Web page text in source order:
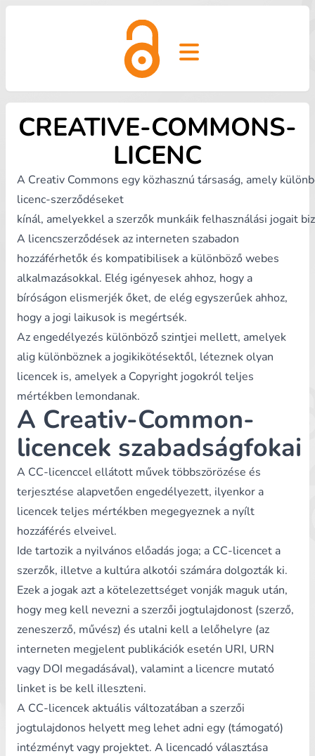
Open main menu
CREATIVE-COMMONS-
LICENC
A Creativ Commons egy közhasznú társaság, amely
licenc-szerződéseket
kínál, amelyekkel a szerzők munkáik felhasználási jogait
A licencszerződések az interneten szabadon
hozzáférhetők és kompatibilisek a különböző webes
alkalmazásokkal. Elég igényesek ahhoz, hogy a
bíróságon elismerjék őket, de elég egyszerűek ahhoz,
hogy a jogi laikusok is megértsék.
Az engedélyezés különböző szintjei mellett, amelyek
alig különböznek a jogikikötésektől, léteznek olyan
licencek is, amelyek a Copyright jogokról teljes
mértékben lemondanak.
A Creativ-Common-
licencek szabadságfokai
A CC-licenccel ellátott művek többszörözése és
terjesztése alapvetően engedélyezett, ilyenkor a
licencek teljes mértékben megegyeznek a nyílt
hozzáférés elveivel.
Ide tartozik a nyilvános előadás joga; a CC-licencet a
szerzők, illetve a kultúra alkotói számára dolgozták ki.
Ezek a jogak azt a kötelezettséget vonják maguk után,
hogy meg kell nevezni a szerzői jogtulajdonost (szerző,
zeneszerző, művész) és utalni kell a lelőhelyre (az
interneten megjelent publikációk esetén URI, URN
vagy DOI megadásával), valamint a licencre mutató
linket is be kell illeszteni.
A CC-licencek aktuális változatában a szerzői
jogtulajdonos helyett meg lehet adni egy (támogató)
intézményt vagy projektet. A licencadó választása